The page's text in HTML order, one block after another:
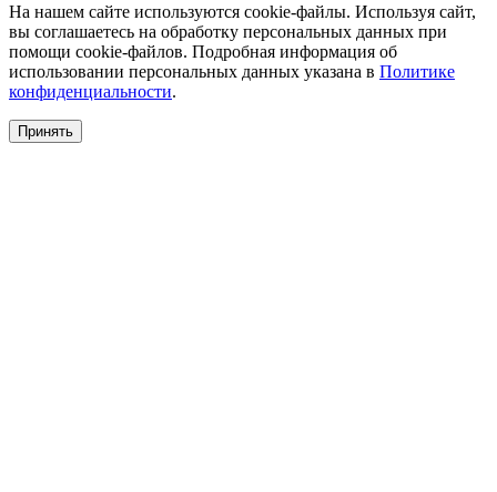
На нашем сайте используются cookie-файлы. Используя сайт,
вы соглашаетесь на обработку персональных данных при
помощи cookie-файлов. Подробная информация об
использовании персональных данных указана в Политике
конфиденциальности.
Принять